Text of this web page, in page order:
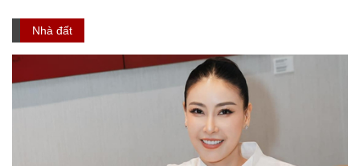
Nhà đất